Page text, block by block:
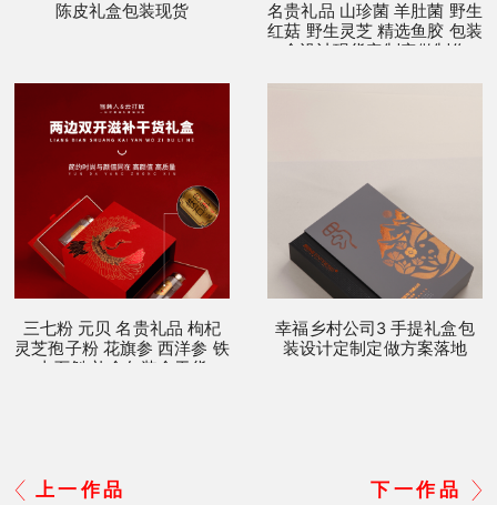
陈皮礼盒包装现货
名贵礼品 山珍菌 羊肚菌 野生
红菇 野生灵芝 精选鱼胶 包装
盒设计现货定制定做制作
三七粉 元贝 名贵礼品 枸杞
灵芝孢子粉 花旗参 西洋参 铁
皮石斛 礼盒包装盒干货
幸福乡村公司3 手提礼盒包
装设计定制定做方案落地
上一作品 下一作品